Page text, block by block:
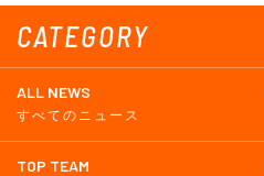
CATEGORY
ALL NEWS
すべてのニュース
TOP TEAM